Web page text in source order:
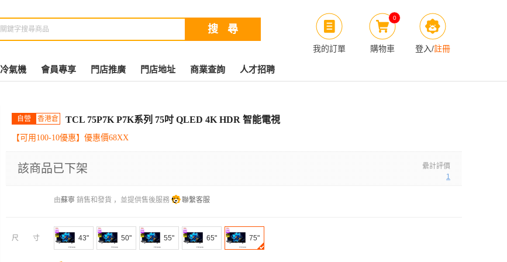
我的訂單
0
購物車 登入/註冊
冷氣機 會員專享 門店推廣 門店地址 商業查詢 人才招聘
自營 香港倉 TCL 75P7K P7K系列 75吋 QLED 4K HDR 智能電視
【可用100-10優惠】優惠價68XX
該商品已下架
纍計評價
1
由蘇寧 銷售和發貨 ，並提供售後服務 聯繫客服
尺寸 43" 50" 55" 65" 75"